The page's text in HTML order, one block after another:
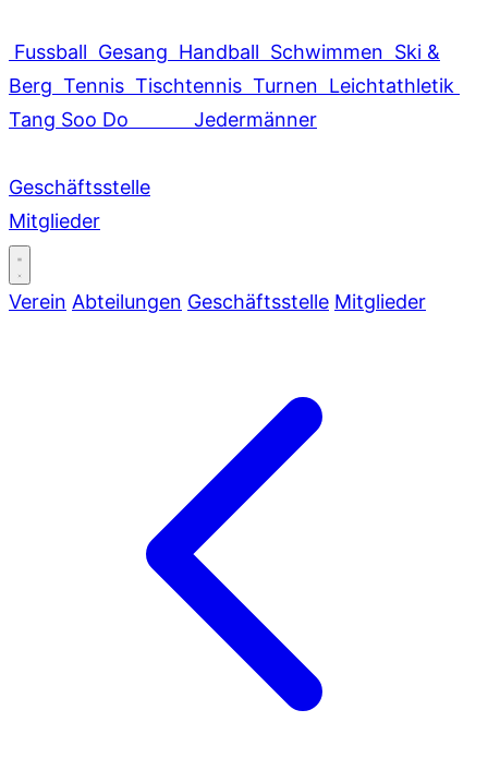
Fussball Gesang Handball Schwimmen Ski &
Berg Tennis Tischtennis Turnen Leichtathletik
Tang Soo Do
Jedermänner
Geschäftsstelle
Mitglieder
Verein Abteilungen Geschäftsstelle Mitglieder